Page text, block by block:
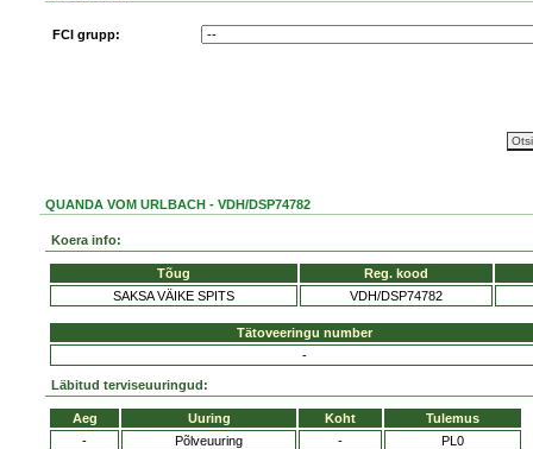
FCI grupp:
QUANDA VOM URLBACH - VDH/DSP74782
Koera info:
Tõug
Reg. kood
SAKSA VÄIKE SPITS
VDH/DSP74782
Tätoveeringu number
-
Läbitud terviseuuringud:
Aeg Uuring Koht
Tulemus
-
Põlveuuring - PL0